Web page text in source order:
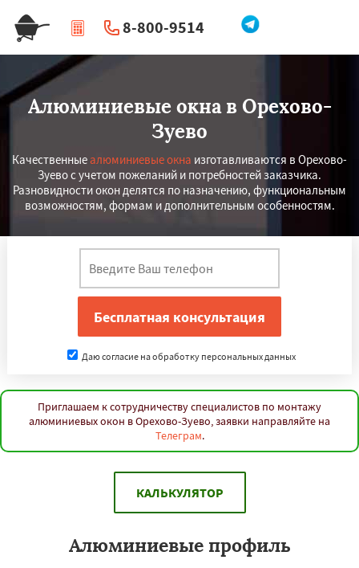
8-800-9514
| Перезвоните мне
Алюминиевые окна в Орехово-
Зуево
Качественныеалюминиевые окна изготавливаются в Орехово-
Зуево с учетом пожеланий и потребностей заказчика.
Разновидности окон делятся по назначению, функциональным
возможностям, формам и дополнительным особенностям.
Даю согласие на обработку персональных данных
Приглашаем к сотрудничеству специалистов по монтажу
алюминиевых окон в Орехово-Зуево, заявки направляйте на
Телеграм.
КАЛЬКУЛЯТОР
Алюминиевые профиль